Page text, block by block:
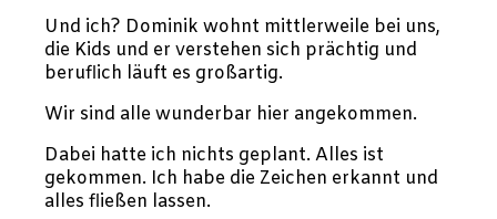
Und ich? Dominik wohnt mittlerweile bei uns,
die Kids und er verstehen sich prächtig und
beruflich läuft es großartig.
Wir sind alle wunderbar hier angekommen.
Dabei hatte ich nichts geplant. Alles ist
gekommen. Ich habe die Zeichen erkannt und
alles fließen lassen.